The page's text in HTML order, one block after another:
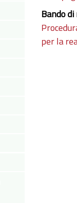
Bando
per la